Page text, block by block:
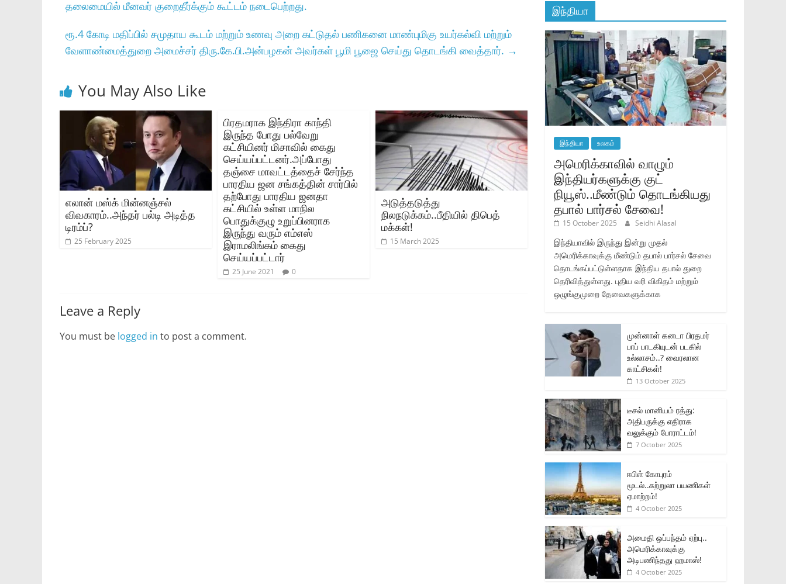
தலைமையில்‌ மீனவர்‌ குறைதீர்க்கும்‌ கூட்டம்‌ நடைபெற்றது.
ரூ.4 கோடி மதிப்பில் சமுதாய கூடம் மற்றும் உணவு அறை கட்டுதல் பணிகனை மாண்புமிகு உயர்கல்வி மற்றும்
வேளாண்மைத்துறை அமைச்சர் திரு.கே.பி.அன்பழகன் அவர்கள் பூமி பூஜை செய்து தொடங்கி வைத்தார். →
You May Also Like
எலான் மஸ்க் மின்னஞ்சல்
விவகாரம்..அந்தர் பல்டி அடித்த
டிரம்ப்?
25 February 2025
பிரதமராக இந்திரா காந்தி
இருந்த போது பல்வேறு
கட்சியினர் மிசாவில் கைது
செய்யப்பட்டனர்.அப்போது
தஞ்சை மாவட்டத்தைச் சேர்ந்த
பாரதிய ஜன சங்கத்தின் சார்பில்
தற்போது பாரதிய ஜனதா
கட்சியில் உள்ள மாநில
பொதுக்குழு உறுப்பினராக
இருந்து வரும் எம்எஸ்
இராமலிங்கம் கைது
செய்யப்பட்டார்
25 June 2021 0
அடுத்தடுத்து
நிலநடுக்கம்..பீதியில் திபெத்
மக்கள்!
15 March 2025
Leave a Reply
You must be logged in to post a comment.
இந்தியா
இந்தியா உலகம்
அமெரிக்காவில் வாழும்
இந்தியர்களுக்கு குட்
நியூஸ்..மீண்டும் தொடங்கியது
தபால் பார்சல் சேவை!
15 October 2025 Seidhi Alasal
இந்தியாவில் இருந்து இன்று முதல்
அமெரிக்காவுக்கு மீண்டும் தபால் பார்சல் சேவை
தொடங்கப்பட்டுள்ளதாக இந்திய தபால் துறை
தெரிவித்துள்ளது. புதிய வரி விகிதம் மற்றும்
ஒழுங்குமுறை தேவைகளுக்காக
முன்னாள் கனடா பிரதமர்
பாப் பாடகியுடன் படகில்
உல்லாசம்..? வைரலான
காட்சிகள்!
13 October 2025
டீசல் மானியம் ரத்து:
அதிபருக்கு எதிராக
வலுக்கும் போராட்டம்!
7 October 2025
ஈபிள் கோபுரம்
மூடல்..சுற்றுலா பயணிகள்
ஏமாற்றம்!
4 October 2025
அமைதி ஒப்பந்தம் ஏற்பு..
அமெரிக்காவுக்கு
அடிபணிந்தது ஹமாஸ்!
4 October 2025